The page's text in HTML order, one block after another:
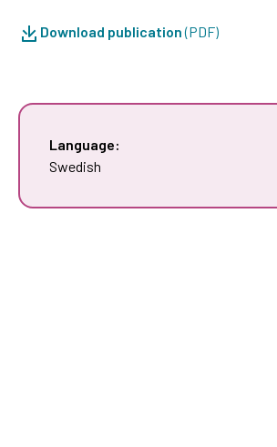
Download publication(PDF)
Language:
Swedish